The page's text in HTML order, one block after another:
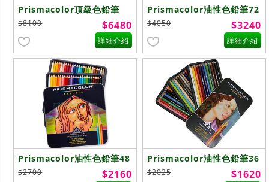
Prismacolor頂級色鉛筆
132色
$8100 $6480
詳細介紹
Prismacolor油性色鉛筆72
色
$4050 $3240
詳細介紹
Prismacolor油性色鉛筆48
色
$2700 $2160
Prismacolor油性色鉛筆36
色
$2025 $1620